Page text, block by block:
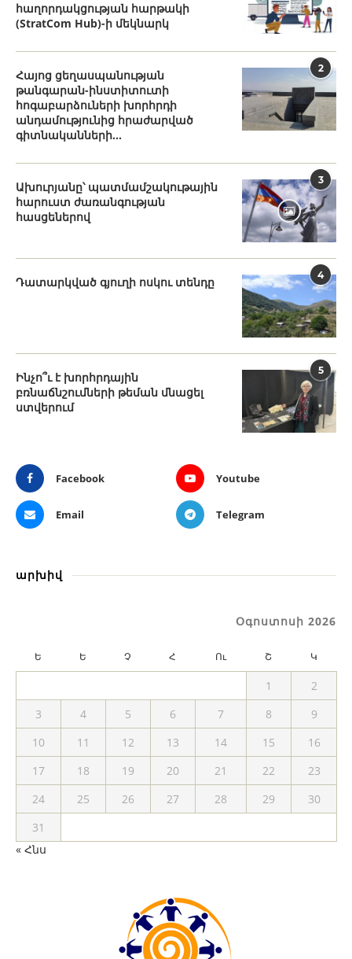
հաղորդակցության հարթակի
(StratCom Hub)-ի մեկնարկ
2
Հայոց ցեղասպանության
թանգարան-ինստիտուտի
հոգաբարձուների խորհրդի
անդամությունից հրաժարված
գիտնականների...
3
Ախուրյանը՝ պատմամշակութային
հարուստ ժառանգության
հասցեներով
4
Դատարկված գյուղի ոսկու տենդը
5
Ինչո՞ւ է խորհրդային
բռնաճնշումների թեման մնացել
ստվերում
Facebook Youtube
Email Telegram
արխիվ
Օգոստոսի 2026
Ե Ե Չ Հ Ու Շ Կ
1
2
3
4 5 6 7 8
9
10
11 12 13 14 15
16
17
18 19 20 21 22
23
24
25 26 27 28 29
30
31
« Հնս